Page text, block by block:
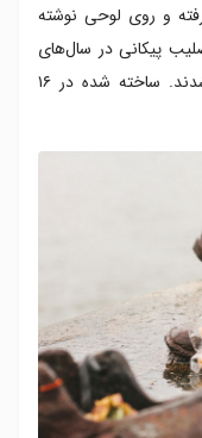
و روی لوحی نوشته
پیکانی در سال‌های
۱۹۴۴-۱۹۴۵ رو به رود دانوب گلوله باران شدند. ساخته شده در ۱۶